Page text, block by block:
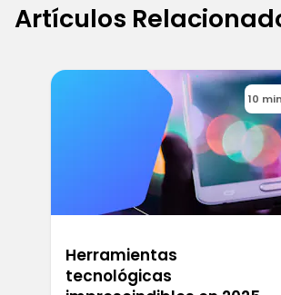
Artículos
10
Herramientas
tecnológicas